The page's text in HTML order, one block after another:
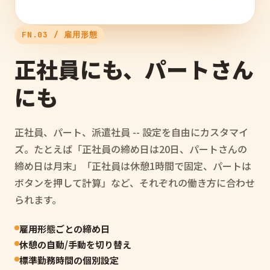
FN.03 / 雇用形態
正社員にも、パートさん
にも
正社員、パート、派遣社員 -- 設定を自由にカスタマイ
ズ。たとえば「正社員の締め日は20日、パートさんの
締め日は月末」「正社員は休憩1時間で固定、パートは
ボタンを押して計算」など、それぞれの働き方に合わせ
られます。
雇用形態ごとの締め日
休憩の自動/手動を切り替え
標準勤務時間の個別設定